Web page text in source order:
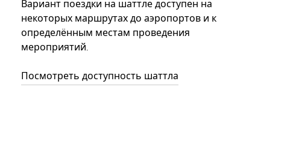
Вариант поездки на шаттле доступен на
некоторых маршрутах до аэропортов и к
определённым местам проведения
мероприятий.
Посмотреть доступность шаттла